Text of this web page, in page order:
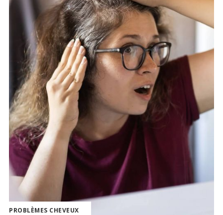
PROBLÈMES CHEVEUX